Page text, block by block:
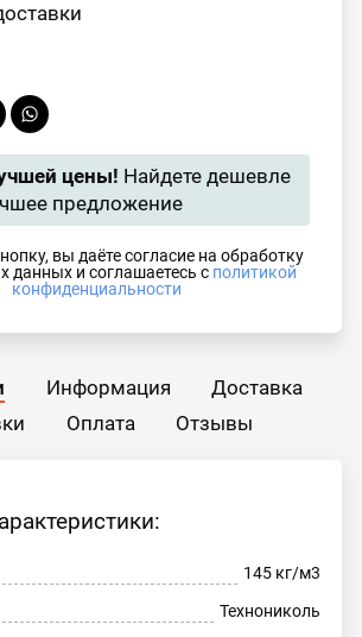
цены! Найдете дешевле
предложение
вы даёте согласие на обработку
данных и соглашаетесь с политикой
конфиденциальности
Информация
Доставка
Оплата Отзывы
145 кг/м3
Технониколь